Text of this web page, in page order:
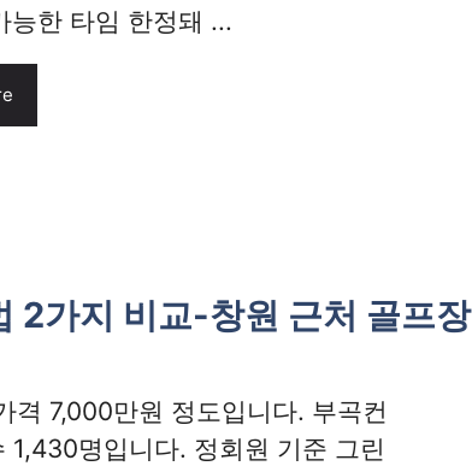
능한 타임 한정돼 ...
2가지 비교-창원 근처 골프장
격 7,000만원 정도입니다. 부곡컨
1,430명입니다. 정회원 기준 그린